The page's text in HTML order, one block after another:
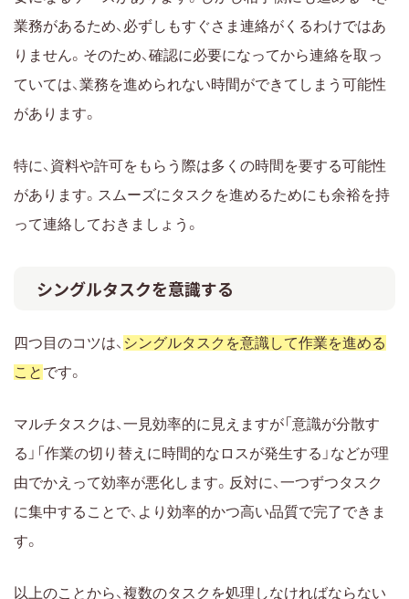
業務があるため、必ずしもすぐさま連絡がくるわけではあ
りません。そのため、確認に必要になってから連絡を取っ
ていては、業務を進められない時間ができてしまう可能性
があります。
特に、資料や許可をもらう際は多くの時間を要する可能性
があります。スムーズにタスクを進めるためにも余裕を持
って連絡しておきましょう。
シングルタスクを意識する
四つ目のコツは、 シングルタスクを意識して作業を進める
こと です。
マルチタスクは、一見効率的に見えますが「意識が分散す
る」「作業の切り替えに時間的なロスが発生する」などが理
由でかえって効率が悪化します。反対に、一つずつタスク
に集中することで、より効率的かつ高い品質で完了できま
す。
以上のことから、複数のタスクを処理しなければならない